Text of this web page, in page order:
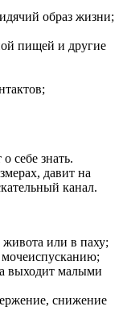
образ жизни;
пищей и другие
себе знать.
давит на
канал.
или в паху;
выходит малыми
снижение